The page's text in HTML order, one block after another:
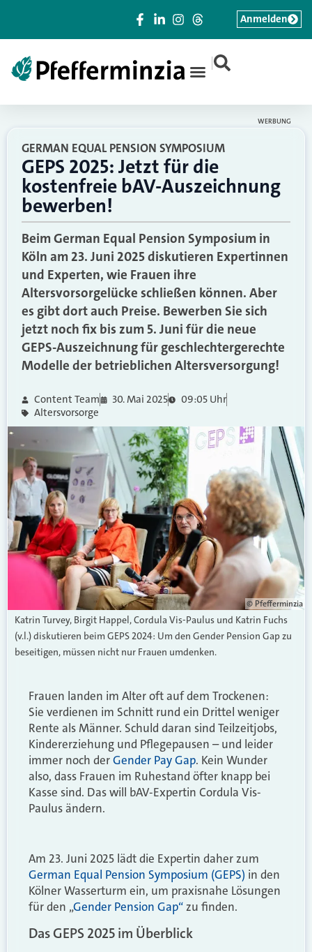
|
Anmelden
WERBUNG
GERMAN EQUAL PENSION SYMPOSIUM
GEPS 2025: Jetzt für die
kostenfreie bAV-Auszeichnung
bewerben!
Beim German Equal Pension Symposium in
Köln am 23. Juni 2025 diskutieren Expertinnen
und Experten, wie Frauen ihre
Altersvorsorgelücke schließen können. Aber
es gibt dort auch Preise. Bewerben Sie sich
jetzt noch fix bis zum 5. Juni für die neue
GEPS-Auszeichnung für geschlechtergerechte
Modelle der betrieblichen Altersversorgung!
Content Team 30. Mai 2025
09:05 Uhr
Altersvorsorge
© Pfefferminzia
Katrin Turvey, Birgit Happel, Cordula Vis-Paulus und Katrin Fuchs
(v.l.) diskutieren beim GEPS 2024: Um den Gender Pension Gap zu
beseitigen, müssen nicht nur Frauen umdenken.
Frauen landen im Alter oft auf dem Trockenen:
Sie verdienen im Schnitt rund ein Drittel weniger
Rente als Männer. Schuld daran sind Teilzeitjobs,
Kindererziehung und Pflegepausen – und leider
immer noch derGender Pay Gap. Kein Wunder
also, dass Frauen im Ruhestand öfter knapp bei
Kasse sind. Das will bAV-Expertin Cordula Vis-
Paulus ändern.
Am 23. Juni 2025 lädt die Expertin daher zum
German Equal Pension Symposium (GEPS) in den
Kölner Wasserturm ein, um praxisnahe Lösungen
für den „Gender Pension Gap“zu finden.
Das GEPS 2025 im Überblick